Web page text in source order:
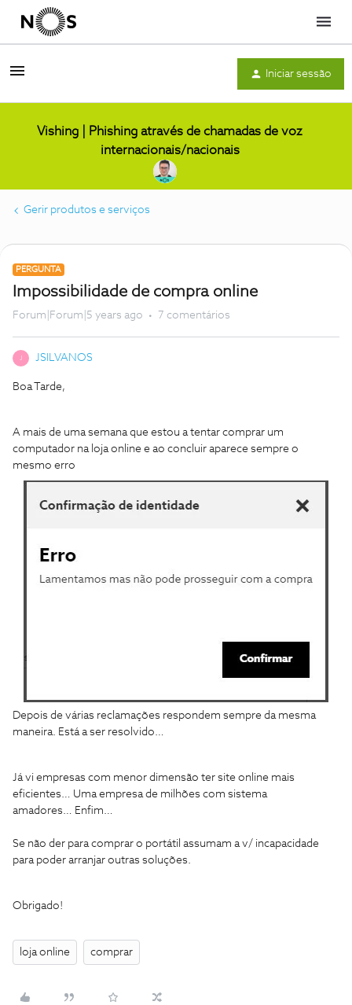
Menu
Iniciar sessão
Vishing | Phishing através de chamadas de voz
internacionais/nacionais
Gerir produtos e serviços
PERGUNTA
Impossibilidade de compra online
Forum|Forum|5 years ago 7 comentários
JSILVANOS
Boa Tarde,
A mais de uma semana que estou a tentar comprar um
computador na loja online e ao concluir aparece sempre o
mesmo erro
Depois de várias reclamações respondem sempre da mesma
maneira. Está a ser resolvido…
Já vi empresas com menor dimensão ter site online mais
eficientes… Uma empresa de milhões com sistema
amadores… Enfim…
Se não der para comprar o portátil assumam a v/ incapacidade
para poder arranjar outras soluções.
Obrigado!
loja online comprar